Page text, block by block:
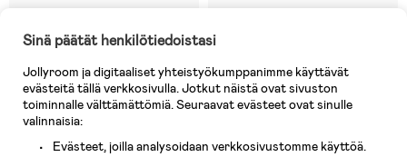
Sinä päätät henkilötiedoistasi
Jollyroom ja digitaaliset yhteistyökumppanimme käyttävät
evästeitä tällä verkkosivulla. Jotkut näistä ovat sivuston
toiminnalle välttämättömiä. Seuraavat evästeet ovat sinulle
valinnaisia:
Evästeet, joilla analysoidaan verkkosivustomme käyttöä.